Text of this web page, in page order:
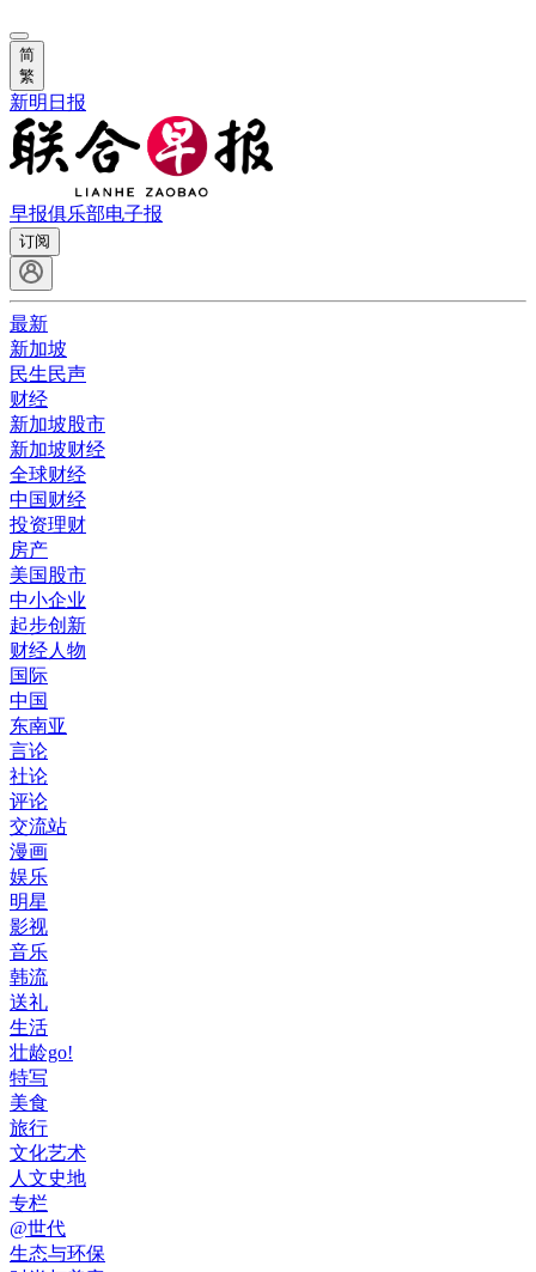
简
繁
新明日报
早报俱乐部电子报
订阅
最新
新加坡
民生民声
财经
新加坡股市
新加坡财经
全球财经
中国财经
投资理财
房产
美国股市
中小企业
起步创新
财经人物
国际
中国
东南亚
言论
社论
评论
交流站
漫画
娱乐
明星
影视
音乐
韩流
送礼
生活
壮龄go!
特写
美食
旅行
文化艺术
人文史地
专栏
@世代
生态与环保